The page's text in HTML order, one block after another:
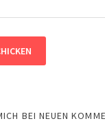
BEI NEUEN